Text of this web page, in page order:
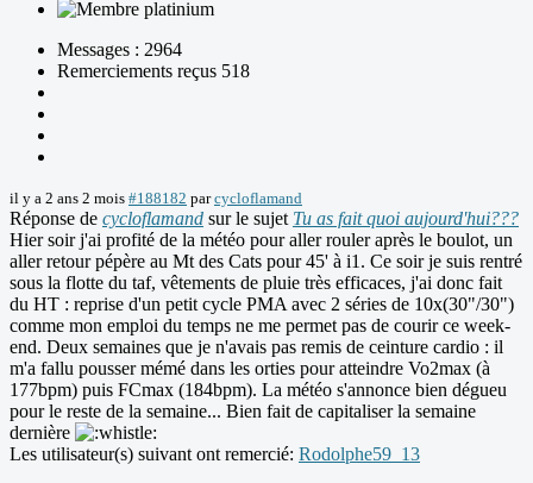
Messages : 2964
Remerciements reçus 518
il y a 2 ans 2 mois #188182 parcycloflamand
Réponse de cycloflamand sur le sujet Tu as fait quoi aujourd'hui???
Hier soir j'ai profité de la météo pour aller rouler après le boulot, un
aller retour pépère au Mt des Cats pour 45' à i1. Ce soir je suis rentré
sous la flotte du taf, vêtements de pluie très efficaces, j'ai donc fait
du HT : reprise d'un petit cycle PMA avec 2 séries de 10x(30"/30")
comme mon emploi du temps ne me permet pas de courir ce week-
end. Deux semaines que je n'avais pas remis de ceinture cardio : il
m'a fallu pousser mémé dans les orties pour atteindre Vo2max (à
177bpm) puis FCmax (184bpm). La météo s'annonce bien dégueu
pour le reste de la semaine... Bien fait de capitaliser la semaine
dernière
Les utilisateur(s) suivant ont remercié: Rodolphe59_13